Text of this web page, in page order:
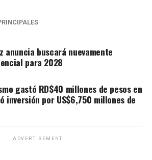
anuncia buscará nuevamente
para 2028
gastó RD$40 millones de pesos en
inversión por US$6,750 millones de
ADVERTISEMENT